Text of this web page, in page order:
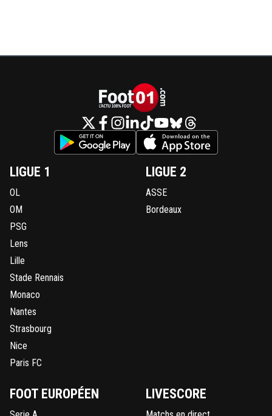
LIGUE 1
OL
OM
PSG
Lens
Lille
Stade Rennais
Monaco
Nantes
Strasbourg
Nice
Paris FC
LIGUE 2
ASSE
Bordeaux
FOOT EUROPÉEN LIVESCORE